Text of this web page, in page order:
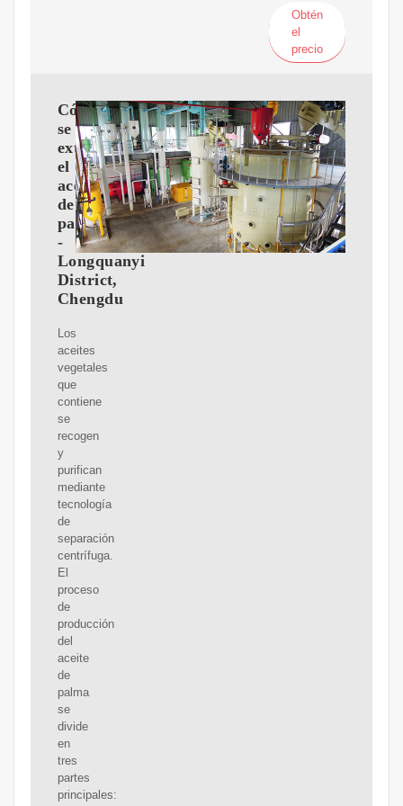
Obtén
el
precio
Cómo
se
extrae
el
aceite
de
palma
-
Longquanyi
District,
Chengdu
Los
aceites
vegetales
que
contiene
se
recogen
y
purifican
mediante
tecnología
de
separación
centrífuga.
El
proceso
de
producción
del
aceite
de
palma
se
divide
en
tres
partes
principales: